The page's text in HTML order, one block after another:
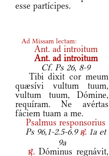
esse partícipes.
Ad Missam lectam:
Ant. ad introitum
Ant. ad introitum
Cf. Ps 26, 8-9
Tibi dixit cor meum
quæsívi vultum tuum,
vultum tuum, Dómine,
requíram. Ne avértas
fáciem tuam a me.
Psalmus responsorius
Ps 96,1-2.5-6.9 r.1a et
9a
r.Dóminus regnávit,